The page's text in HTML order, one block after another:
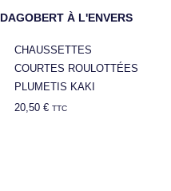
DAGOBERT À L'ENVERS
CHAUSSETTES
COURTES ROULOTTÉES
PLUMETIS KAKI
20,50 € TTC